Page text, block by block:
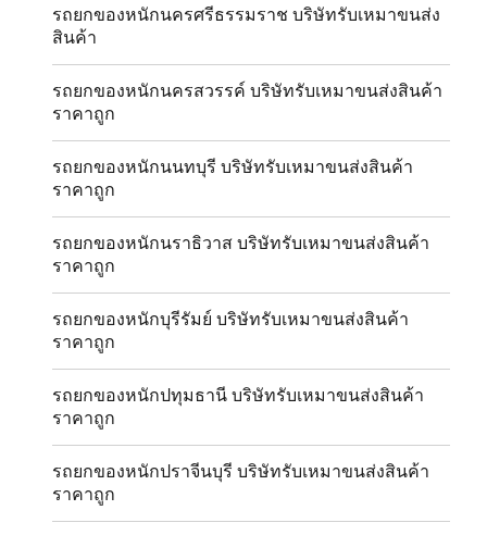
รถยกของหนักนครศรีธรรมราช บริษัทรับเหมาขนส่ง
สินค้า
รถยกของหนักนครสวรรค์ บริษัทรับเหมาขนส่งสินค้า
ราคาถูก
รถยกของหนักนนทบุรี บริษัทรับเหมาขนส่งสินค้า
ราคาถูก
รถยกของหนักนราธิวาส บริษัทรับเหมาขนส่งสินค้า
ราคาถูก
รถยกของหนักบุรีรัมย์ บริษัทรับเหมาขนส่งสินค้า
ราคาถูก
รถยกของหนักปทุมธานี บริษัทรับเหมาขนส่งสินค้า
ราคาถูก
รถยกของหนักปราจีนบุรี บริษัทรับเหมาขนส่งสินค้า
ราคาถูก